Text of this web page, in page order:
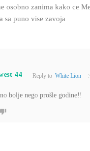
osobno zanima kako ce
sa puno vise zavoja
44 Reply to White Lion
bolje nego prošle godine!!